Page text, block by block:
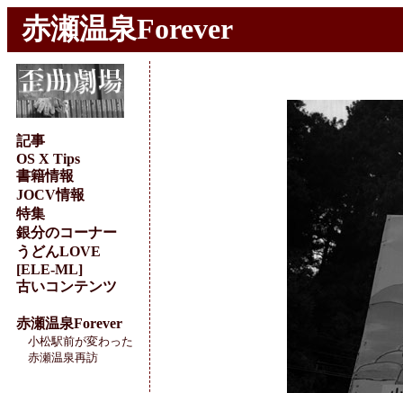
赤瀬温泉Forever
記事
OS X Tips
書籍情報
JOCV情報
特集
銀分のコーナー
うどんLOVE
[ELE-ML]
古いコンテンツ
赤瀬温泉Forever
小松駅前が変わった
赤瀬温泉再訪